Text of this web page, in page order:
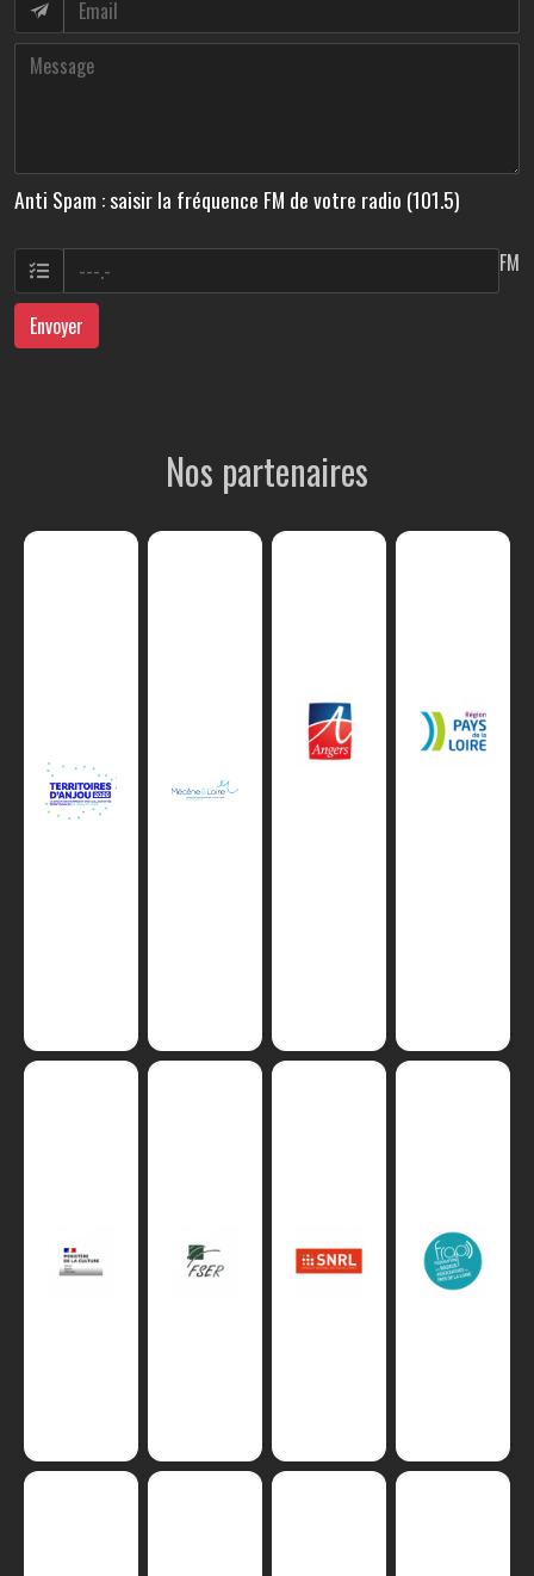
Anti Spam : saisir la fréquence FM de votre radio (101.5)
FM
Envoyer
Nos partenaires